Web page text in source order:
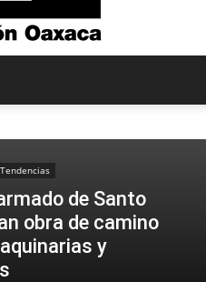
Oaxaca
Tendencias
de Santo
obra de camino
y